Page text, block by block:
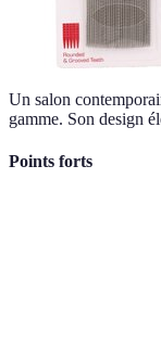
Un salon
gamme. Son design
Points forts